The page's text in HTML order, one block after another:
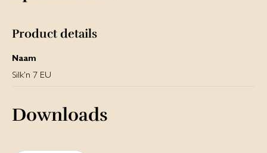
Product details
Naam
Silk'n 7 EU
Downloads